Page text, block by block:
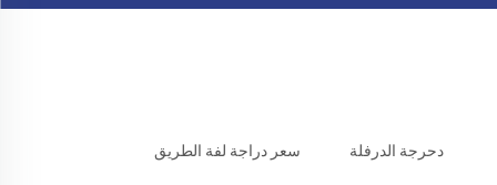
دحرجة الدرفلة سعر دراجة لفة الطريق